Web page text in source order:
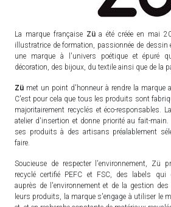
La marque française Züa été créée en mai
illustratrice de formation, passionnée de
une marque à l'univers poétique et épuré
décoration, des bijoux, du textile ainsi que de la
Zü met un point d'honneur à rendre la marque
C'est pour cela que tous les produits sont
majoritairement recyclés et éco-responsables.
atelier d'insertion et donne priorité au fait-
ses produits à des artisans préalablement
faire.
Soucieuse de respecter l'environnement, Zü
recyclé certifié PEFC et FSC, des labels qui
auprès de l'environnement et de la gestion
leurs produits, la marque s'engage à utiliser le